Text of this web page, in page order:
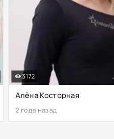
Алёна Косторная
2 года назад
3172